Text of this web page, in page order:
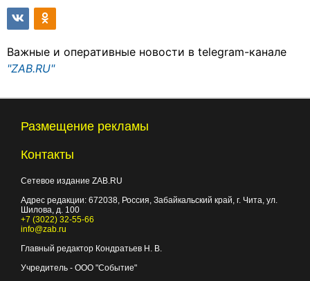
Важные и оперативные новости в telegram-канале
"ZAB.RU"
Размещение рекламы
Контакты
Сетевое издание ZAB.RU
Адрес редакции: 672038 , Россия, Забайкальский край, г. Чита ул.
Шилова, д. 100
+7 (3022) 32-55-66
info@zab.ru
Главный редактор Кондратьев Н. В.
Учредитель - ООО "Событие"